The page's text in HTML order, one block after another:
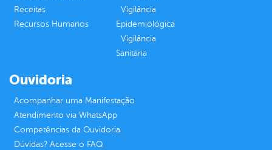
Receitas
Recursos Humanos
Vigilância
Epidemiológica
Vigilância
Sanitária
Ouvidoria
Acompanhar uma Manifestação
Atendimento via WhatsApp
Competências da Ouvidoria
Dúvidas? Acesse o FAQ